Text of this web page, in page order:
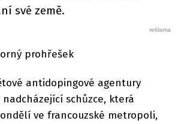
své země.
prohřešek
antidopingové agentury
nadcházející schůzce, která
ve francouzské metropoli,